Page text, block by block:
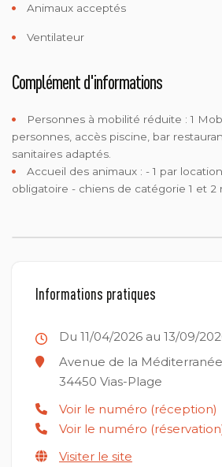
Animaux acceptés
Ventilateur
Complément d'informations
Personnes à mobilité réduite :1
personnes, accès piscine, bar
sanitaires adaptés.
Accueil des animaux : - 1 par
obligatoire - chiens de catégorie 1 et 2
Informations pratiques
Du 11/04/2026 au 13/09/
Avenue de la Méditerranée
34450 Vias-Plage
Voir le numéro (réception)
Voir le numéro
Visiter le site